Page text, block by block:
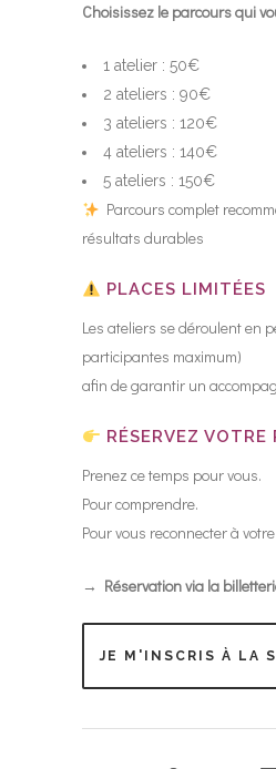
Choisissez le parcours qui
1 atelier : 50€
2 ateliers : 90€
3 ateliers : 120€
4 ateliers : 140€
5 ateliers : 150€
Parcours complet
résultats durables
PLACES LIMITÉES
Les ateliers se déroulent en
participantes maximum)
afin de garantir un
RÉSERVEZ VOTRE
Prenez ce temps pour vous.
Pour comprendre.
Pour vous reconnecter à
→ Réservation via la
JE M'INSCRIS À LA